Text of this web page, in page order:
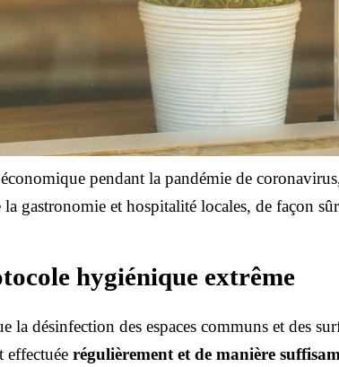
pendant la pandémie de
gastronomie et hospitalité locales, de façon
hygiénique extrême
la désinfection des espaces communs et des
effectuéerégulièrement et de manière